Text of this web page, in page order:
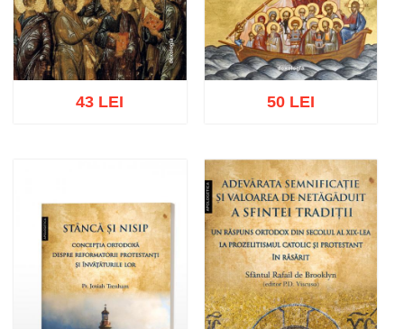
43 LEI
Adaugă în coș Wishlist
50 LEI